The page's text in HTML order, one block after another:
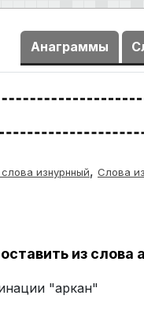
Анаграммы
изнурнный, Слова
из слова
"аркан"